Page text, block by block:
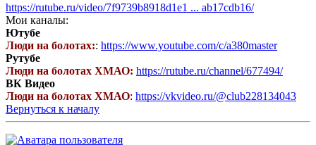
https://rutube.ru/video/7f9739b8918d1e1 ... ab17cdb16/
Мои каналы:
Ютубе
Люди на болотах:: https://www.youtube.com/c/a380master
Рутубе
Люди на болотах ХМАО: https://rutube.ru/channel/677494/
ВК Видео
Люди на болотах ХМАО: https://vkvideo.ru/@club228134043
Вернуться к началу